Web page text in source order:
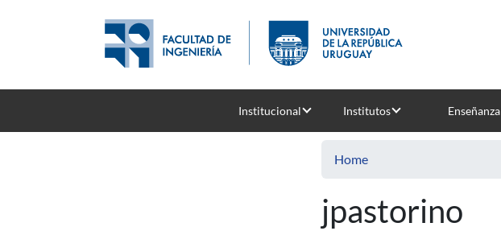
Institucional Institutos Enseñanza
Home
jpastorino